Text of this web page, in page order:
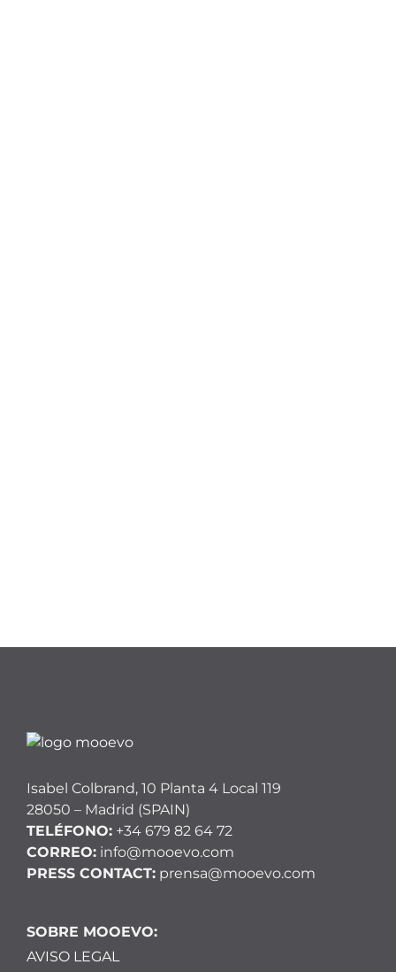
Isabel Colbrand, 10 Planta 4 Local 119
28050 – Madrid (SPAIN)
TELÉFONO: +34 679 82 64 72
CORREO: info@mooevo.com
PRESS CONTACT: prensa@mooevo.com
SOBRE MOOEVO:
AVISO LEGAL